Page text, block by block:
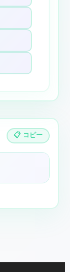
📋 コピー